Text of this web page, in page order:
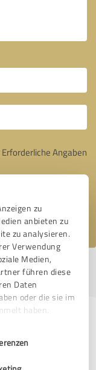
zu
anbieten zu
zu analysieren.
Verwendung
Medien,
führen diese
Daten
oder die sie im
haben.
Erforderliche Angaben
zu.
21.11.2023|Profil
Online